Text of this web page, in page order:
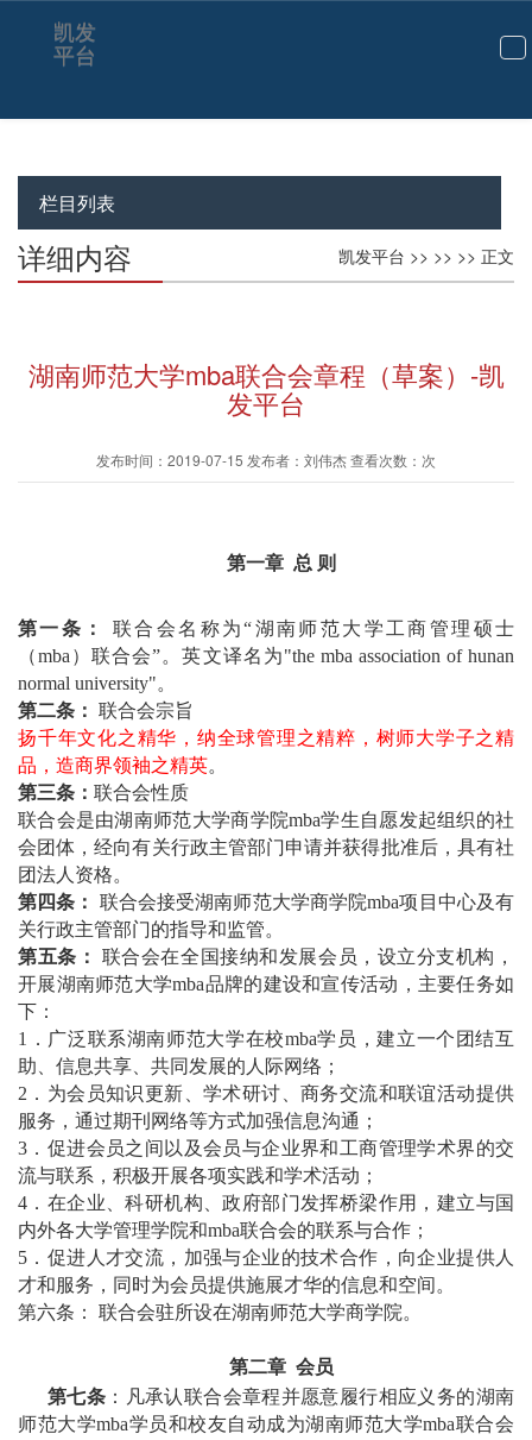
切
航
凯发
平台
栏目列表
凯发平台 >> >> >> 正文
详细内容
湖南师范大学mba联合会章程（草案）-凯
发平台
发布时间：2019-07-15 发布者：刘伟杰 查看次数：次
第一章 总 则
第一条：
联合会名称为“湖南师范大学工商管理硕士
（mba）联合会”。英文译名为"the mba association of hunan
normal university"。
第二条： 联合会宗旨
扬千年文化之精华，纳全球管理之精粹，树师大学子之精
品，造商界领袖之精英。
第三条： 联合会性质
联合会是由湖南师范大学商学院mba学生自愿发起组织的社
会团体，经向有关行政主管部门申请并获得批准后，具有社
团法人资格。
第四条：
联合会接受湖南师范大学商学院mba项目中心及有
关行政主管部门的指导和监管。
第五条：
联合会在全国接纳和发展会员，设立分支机构，
开展湖南师范大学mba品牌的建设和宣传活动，主要任务如
下：
1
．广泛联系湖南师范大学在校mba学员，建立一个团结互
助、信息共享、共同发展的人际网络；
2 ．为会员知识更新、学术研讨、商务交流和联谊活动提供
服务，通过期刊网络等方式加强信息沟通；
3 ．促进会员之间以及会员与企业界和工商管理学术界的交
流与联系，积极开展各项实践和学术活动；
4 ．在企业、科研机构、政府部门发挥桥梁作用，建立与国
内外各大学管理学院和mba联合会的联系与合作；
5 ．促进人才交流，加强与企业的技术合作，向企业提供人
才和服务，同时为会员提供施展才华的信息和空间。
第六条： 联合会驻所设在湖南师范大学商学院。
第二章 会员
第七条 ：凡承认联合会章程并愿意履行相应义务的湖南
师范大学mba学员和校友自动成为湖南师范大学mba联合会